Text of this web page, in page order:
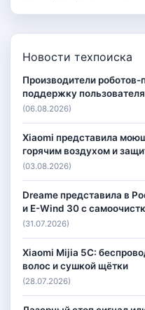
Новости техпоиска
Производители
поддержку
(06.08.2026)
Xiaomi представила
горячим воздухом и
(03.08.2026)
Dreame представила в
и E-Wind 30 с
(31.07.2026)
Xiaomi Mijia 5C:
волос и сушкой щётки
(28.07.2026)